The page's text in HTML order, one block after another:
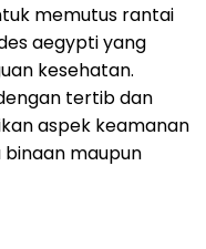
memutus rantai
aegypti yang
kesehatan.
tertib dan
aspek keamanan
maupun